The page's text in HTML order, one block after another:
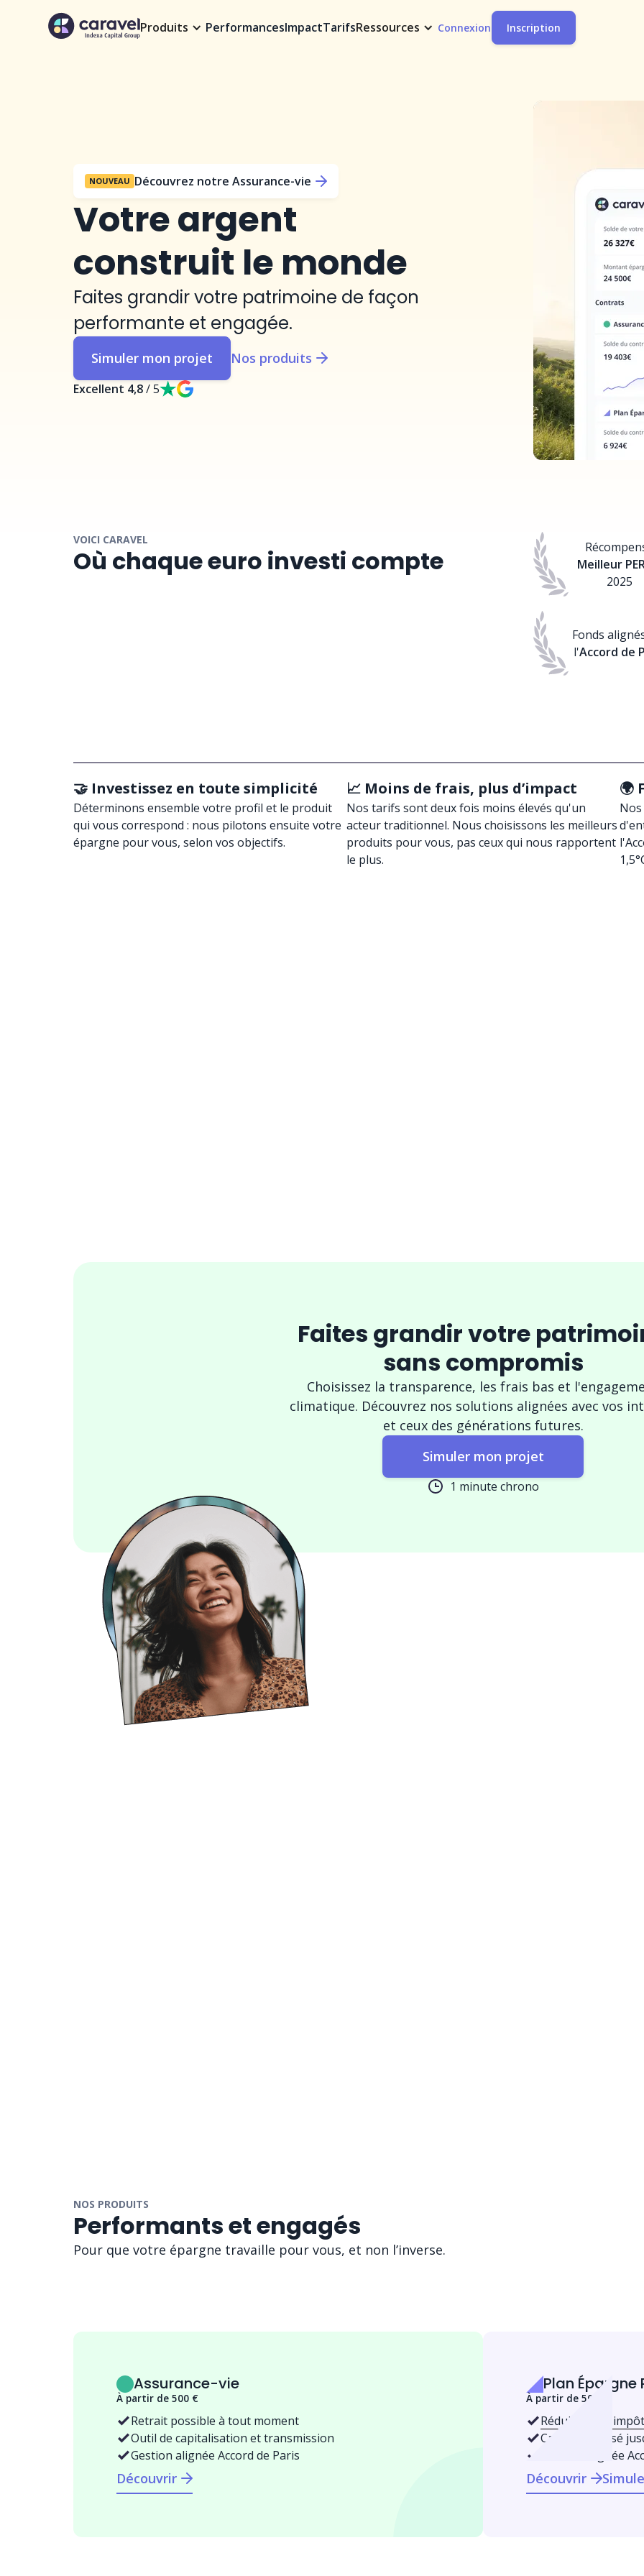
Produits PerformancesImpactTarifsRessources Connexion Inscription
NOUVEAU Découvrez notre Assurance-vie
Votre argent
construit le monde
Faites grandir votre patrimoine de façon
performante et engagée.
Simuler mon projet Nos produits
Excellent 4,8/ 5
VOICI CARAVEL
Où chaque euro investi compte
Meilleur
2025
Fonds
l'Accord de
🤝 Investissez en toute simplicité
Déterminons ensemble votre profil et le produit
qui vous correspond : nous pilotons ensuite votre
épargne pour vous, selon vos objectifs.
📈 Moins de frais, plus d’impact
Nos tarifs sont deux fois moins élevés qu'un
acteur traditionnel. Nous choisissons les meilleurs
produits pour vous, pas ceux qui nous rapportent
le plus.
🌍
Faites grandir votre
sans compromis
Choisissez la transparence, les frais bas et
climatique. Découvrez nos solutions alignées avec vos
et ceux des générations futures.
Simuler mon projet
1 minute chrono
NOS PRODUITS
Performants et engagés
Pour que votre épargne travaille pour vous, et non l’inverse.
Assurance-vie
À partir de 500 €
Retrait possible à tout moment
Outil de capitalisation et transmission
Gestion alignée Accord de Paris
Découvrir
Plan Épargne
À partir de 500 €
Réduisez vos
Capital valorisé
Gestion alignée
Découvrir